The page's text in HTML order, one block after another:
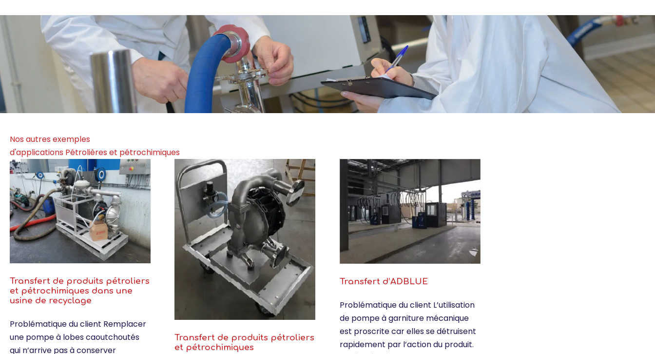
Nos autres exemples
d'applications Pétrolières et pétrochimiques
Transfert de produits pétroliers
et pétrochimiques dans une
usine de recyclage
Problématique du client Remplacer
une pompe à lobes caoutchoutés
qui n’arrive pas à conserver
Transfert de produits pétroliers
et pétrochimiques
Transfert d’ADBLUE
Problématique du client L’utilisation
de pompe à garniture mécanique
est proscrite car elles se détruisent
rapidement par l’action du produit.